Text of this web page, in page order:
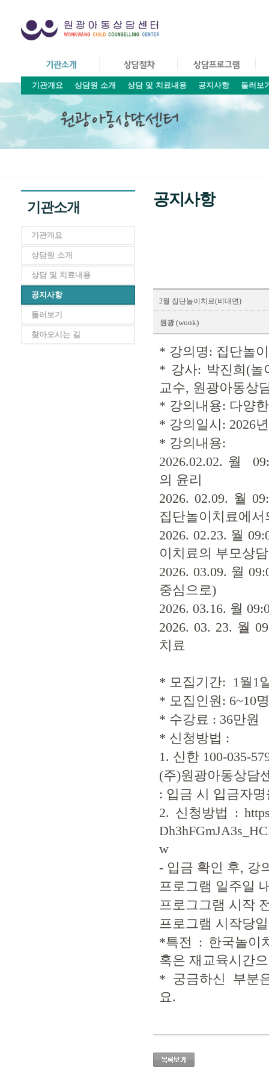
기관개요 상담원 소개 상담 및 치료내용 공지사항 둘러보
기관소개
기관개요
상담원 소개
상담 및 치료내용
공지사항
둘러보기
찾아오시는 길
공지사항
2월 집단놀이치료(비대면)
원광(wonk)
* 강의명: 집단놀
* 강사: 박진희(놀
교수, 원광아동상
* 강의내용: 다양
* 강의일시: 2026
* 강의내용:
2026.02.02. 월
의 윤리
2026. 02.09. 월
집단놀이치료에
2026. 02.23. 월
이치료의 부모상담
2026. 03.09. 월
중심으로)
2026. 03.16. 월
2026. 03. 23. 월
치료
* 모집기간: 1월1
* 모집인원: 6~10
* 수강료 : 36만원
* 신청방법 :
1. 신한 100-035-
(주)원광아동상담
: 입금 시 입금자
2. 신청방법 :
w
- 입금 확인 후, 강
프로그램 일주일
프로그그램 시작
프로그램 시작당
*특전 : 한국놀이
혹은 재교육시간
* 궁금하신 부분
요.